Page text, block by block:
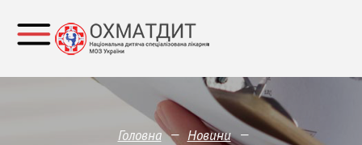
Головна — Новини —